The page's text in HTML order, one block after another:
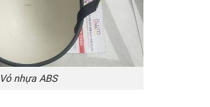
Vỏ nhựa ABS